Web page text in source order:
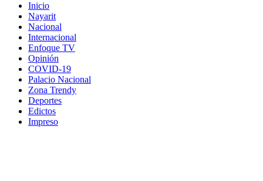
Inicio
Nayarit
Nacional
Internacional
Enfoque TV
Opinión
COVID-19
Palacio Nacional
Zona Trendy
Deportes
Edictos
Impreso